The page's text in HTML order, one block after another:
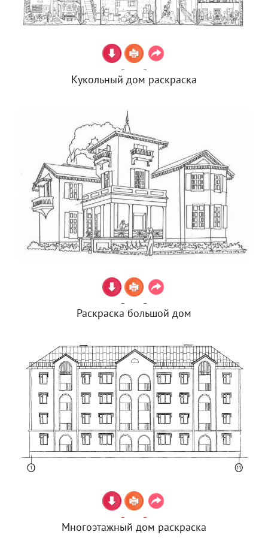
Кукольный дом раскраска
Раскраска большой дом
Многоэтажный дом раскраска